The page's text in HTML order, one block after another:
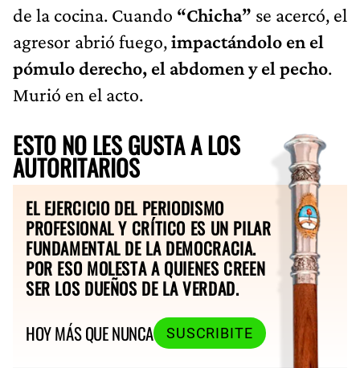
de la cocina. Cuando “Chicha” se acercó, el
agresor abrió fuego,impactándolo en el
pómulo derecho, el abdomen y el pecho.
Murió en el acto.
ESTO NO LES GUSTA A LOS
AUTORITARIOS
EL EJERCICIO DEL PERIODISMO
PROFESIONAL Y CRÍTICO ES UN PILAR
FUNDAMENTAL DE LA DEMOCRACIA.
POR ESO MOLESTA A QUIENES CREEN
SER LOS DUEÑOS DE LA VERDAD.
HOY MÁS QUE NUNCA
SUSCRIBITE